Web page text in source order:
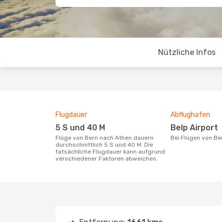
Nützliche Infos
Flugdauer
5 S und 40 M
Flüge von Bern nach Athen dauern
durchschnittlich 5 S und 40 M. Die
tatsächliche Flugdauer kann aufgrund
verschiedener Faktoren abweichen.
Abflughafen
Belp Airport
Bei Flügen von